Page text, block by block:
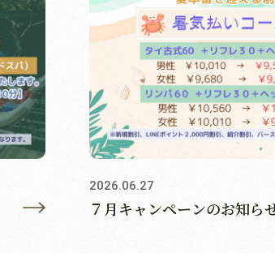
2026.06.27
７月キャンペーンのお知ら